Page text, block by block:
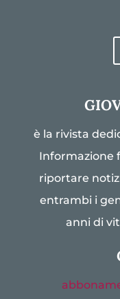
è la rivista
Informazione
riportare
entrambi i
anni di